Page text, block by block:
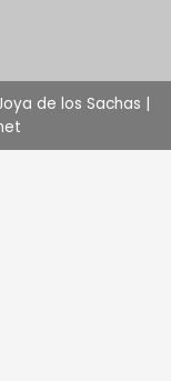
de los Sachas |